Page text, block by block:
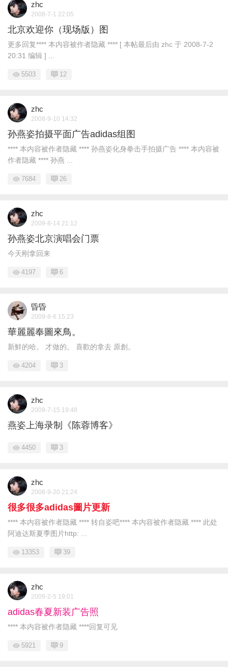
zhc
2008-7-1 22:05
北京欢迎你（现场版）图
更多回复**** 本内容被作者隐藏 **** [ 本帖最后由 zhc 于 2008-7-2
20:31 编辑 ] ...
5503 12
zhc
2008-9-10 14:32
孙燕姿拍摄平面广告adidas组图
**** 本内容被作者隐藏 **** 孙燕姿化身拳击手拍摄广告 **** 本内容被
作者隐藏 **** 孙燕 ...
7684 26
zhc
2009-8-14 21:12
孙燕姿北京演唱会门票
今天刚拿回来
4197 6
昏昏
2009-8-6 15:23
華麗麗奉圖來鳥。
新鮮的哈。 才做的。 喜歡的拿去 原創。
4204 3
zhc
2009-7-15 19:48
燕姿上海录制《陈蓉博客》
4450 3
zhc
2008-9-20 21:24
很多很多adidas圖片更新
**** 本内容被作者隐藏 **** 转自姿吧**** 本内容被作者隐藏 **** 此处
阿迪达斯夏季图片http: ...
13353 39
zhc
2009-2-5 19:01
adidas春夏新装广告照
**** 本内容被作者隐藏 ****回复可见
5921 9